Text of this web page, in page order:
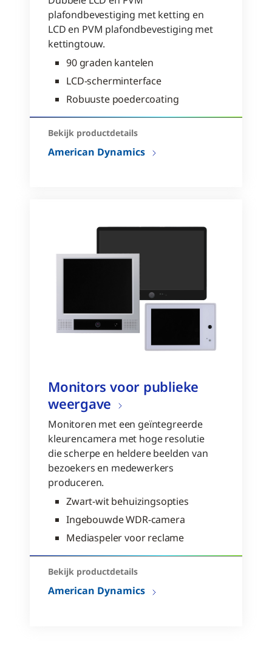
plafondbevestiging met ketting en
LCD en PVM plafondbevestiging met
kettingtouw.
90 graden kantelen
LCD-scherminterface
Robuuste poedercoating
Bekijk productdetails
American Dynamics
Monitors voor publieke
weergave
Monitoren met een geïntegreerde
kleurencamera met hoge resolutie
die scherpe en heldere beelden van
bezoekers en medewerkers
produceren.
Zwart-wit behuizingsopties
Ingebouwde WDR-camera
Mediaspeler voor reclame
Bekijk productdetails
American Dynamics